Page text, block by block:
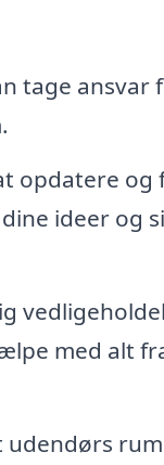
tage
opdatere
ideer og
med alt
udendørs